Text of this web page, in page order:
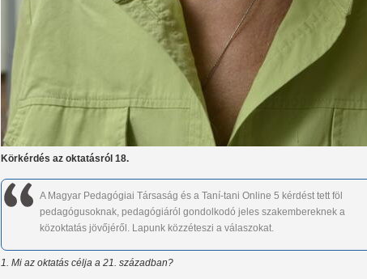
Körkérdés az oktatásról 18.
A Magyar Pedagógiai Társaság és a Taní-tani Online 5 kérdést tett föl
pedagógusoknak, pedagógiáról gondolkodó jeles szakembereknek a
közoktatás jövőjéről. Lapunk közzéteszi a válaszokat.
1. Mi az oktatás célja a 21. században?